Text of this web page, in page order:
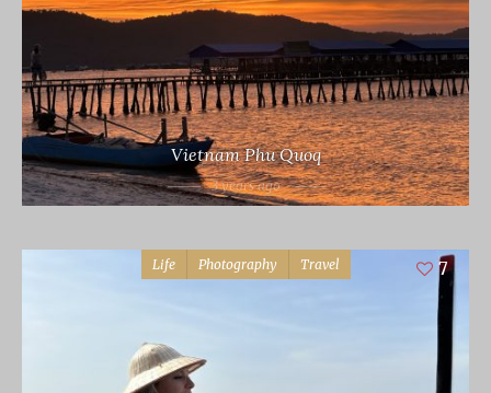
Vietnam Phu Quoq
3 years ago
Life Photography Travel 7